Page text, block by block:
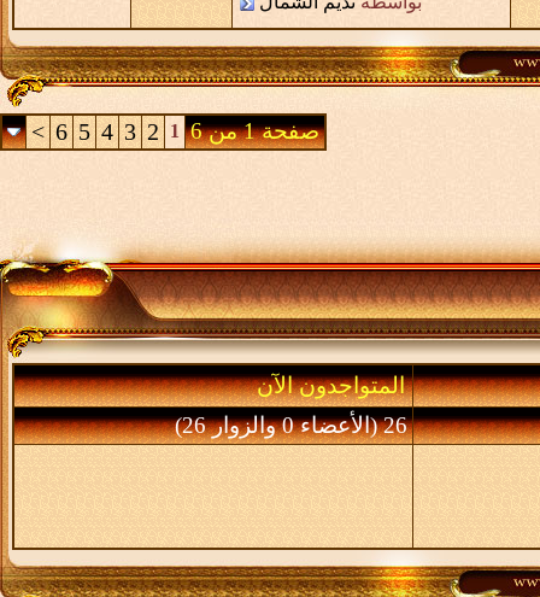
صفحة 1 من 6 1
2
3
4
5
6
>
المتواجدون الآن
26 (الأعضاء 0 والزوار 26)